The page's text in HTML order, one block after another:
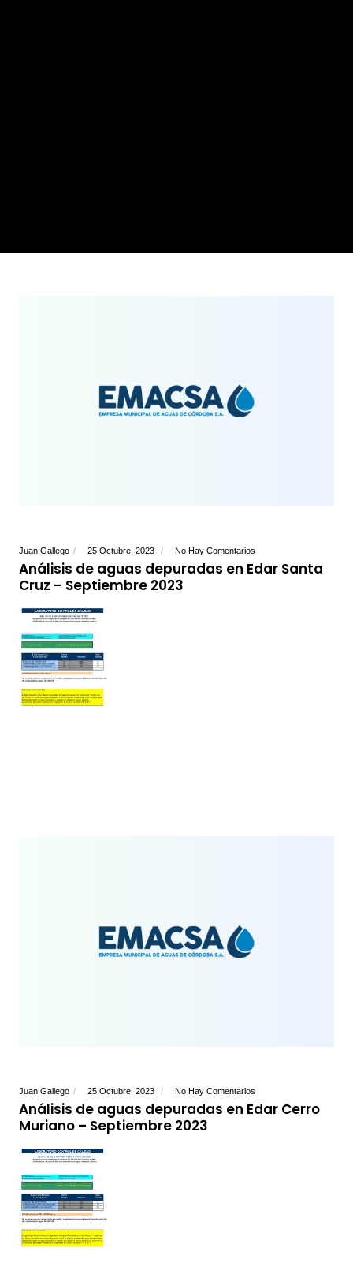
Juan Gallego 25 Octubre, 2023 No Hay Comentarios
Análisis de aguas depuradas en Edar Santa
Cruz – Septiembre 2023
Juan Gallego 25 Octubre, 2023 No Hay Comentarios
Análisis de aguas depuradas en Edar Cerro
Muriano – Septiembre 2023